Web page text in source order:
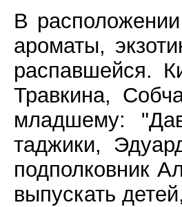
В
ароматы,
распавшейся.
Травкина,
младшему:
таджики,
подполковник
выпускать